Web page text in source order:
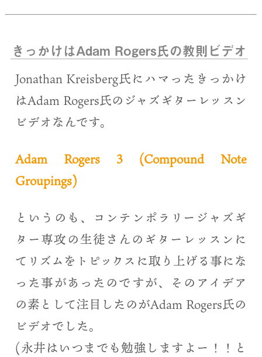
きっかけはAdam Rogers氏の教則ビデオ
Jonathan Kreisberg氏にハマったきっかけ
はAdam Rogers氏のジャズギターレッスン
ビデオなんです。
Adam Rogers 3 (Compound Note
Groupings)
というのも、コンテンポラリージャズギ
ター専攻の生徒さんのギターレッスンに
てリズムをトピックスに取り上げる事にな
った事があったのですが、そのアイデア
の素として注目したのがAdam Rogers氏の
ビデオでした。
(永井はいつまでも勉強しますよー！！と